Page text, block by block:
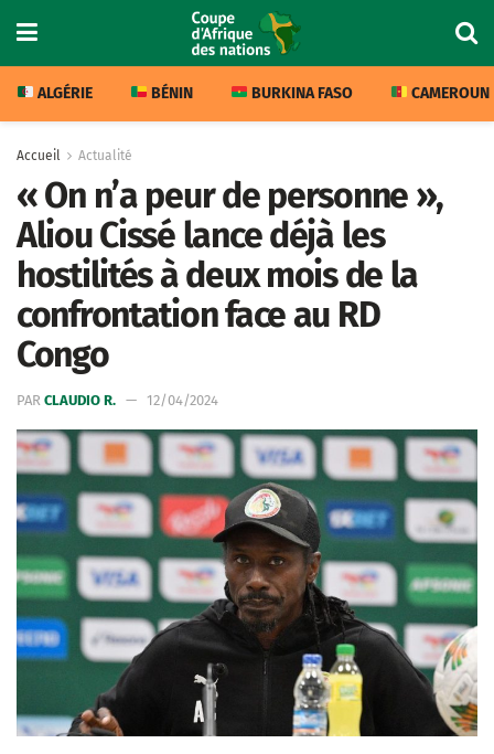
ALGÉRIE BÉNIN BURKINA FASO CAMEROUN
Accueil Actualité
« On n’a peur de personne »,
Aliou Cissé lance déjà les
hostilités à deux mois de la
confrontation face au RD
Congo
PAR CLAUDIO R. 12/04/2024